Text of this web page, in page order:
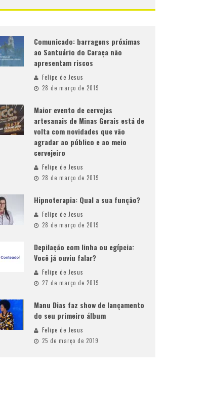
Comunicado: barragens próximas
ao Santuário do Caraça não
apresentam riscos
Felipe de Jesus
28 de março de 2019
Maior evento de cervejas
artesanais de Minas Gerais está de
volta com novidades que vão
agradar ao público e ao meio
cervejeiro
Felipe de Jesus
28 de março de 2019
Hipnoterapia: Qual a sua função?
Felipe de Jesus
28 de março de 2019
Depilação com linha ou egípcia:
Você já ouviu falar?
Felipe de Jesus
27 de março de 2019
Manu Dias faz show de lançamento
do seu primeiro álbum
Felipe de Jesus
25 de março de 2019